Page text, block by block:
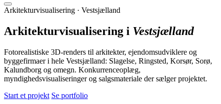
Arkitekturvisualisering · Vestsjælland
Arkitekturvisualisering i Vestsjælland
Fotorealistiske 3D-renders til arkitekter, ejendomsudviklere og
byggefirmaer i hele Vestsjælland: Slagelse, Ringsted, Korsør, Sorø,
Kalundborg og omegn. Konkurrenceoplæg,
myndighedsvisualiseringer og salgsmateriale der sælger projektet.
Start et projekt Se portfolio